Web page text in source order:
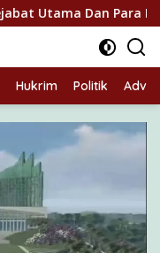
Para Kapolres
Hukrim Politik